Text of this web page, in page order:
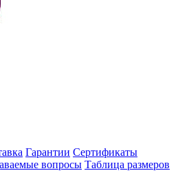
Гарантии Сертификаты
вопросы Таблица размеров